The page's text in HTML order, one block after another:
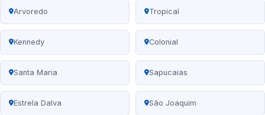
Arvoredo Tropical
Kennedy Colonial
Santa Maria Sapucaias
Estrela Dalva São Joaquim